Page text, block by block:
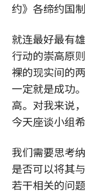
约》各缔约国
就连最好最有
行动的崇高原
裸的现实间的
一定就是成功
高。对我来说
今天座谈小组
我们需要思考
是否可以将其
若干相关的问题